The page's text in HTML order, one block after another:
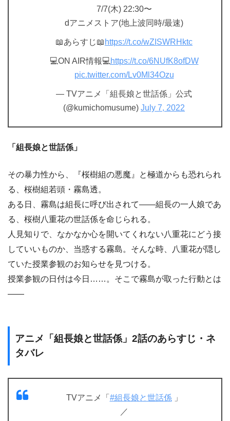
7/7(木) 22:30〜
dアニメストア(地上波同時/最速)
📖あらすじ📖 https://t.co/wZISWRHktc
💻ON AIR情報💻 https://t.co/6NUfK8ofDW
pic.twitter.com/Lv0Ml34Ozu
— TVアニメ「組長娘と世話係」公式
(@kumichomusume) July 7, 2022
「組長娘と世話係」
その暴力性から、『桜樹組の悪魔』と極道からも恐れられ
る、桜樹組若頭・霧島透。
ある日、霧島は組長に呼び出されて――組長の一人娘であ
る、桜樹八重花の世話係を命じられる。
人見知りで、なかなか心を開いてくれない八重花にどう接
していいものか、当惑する霧島。そんな時、八重花が隠し
ていた授業参観のお知らせを見つける。
授業参観の日付は今日……。そこで霧島が取った行動とは
――
アニメ「組長娘と世話係」2話のあらすじ・ネ
タバレ
TVアニメ「 #組長娘と世話係」
／